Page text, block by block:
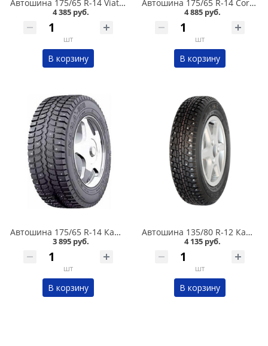
Автошина 175/65 R-14 Viatti Brina Nordico V-522 82T шип в Омске
4 385 руб.
шт
В корзину
Автошина 175/65 R-14 Cordiant Snow Cross 2 86T шип в Омске
4 885 руб.
шт
В корзину
Автошина 175/65 R-14 Кама 505 82T шип в Омске
3 895 руб.
шт
В корзину
Автошина 135/80 R-12 Кама 503 68Q шип в Омске
4 135 руб.
шт
В корзину